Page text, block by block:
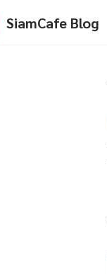
SiamCafe Blog